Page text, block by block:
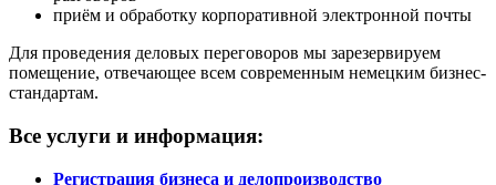
приём и обработку корпоративной электронной почты
Для проведения деловых переговоров мы зарезервируем
помещение, отвечающее всем современным немецким бизнес-
стандартам.
Все услуги и информация:
Регистрация бизнеса и делопроизводство